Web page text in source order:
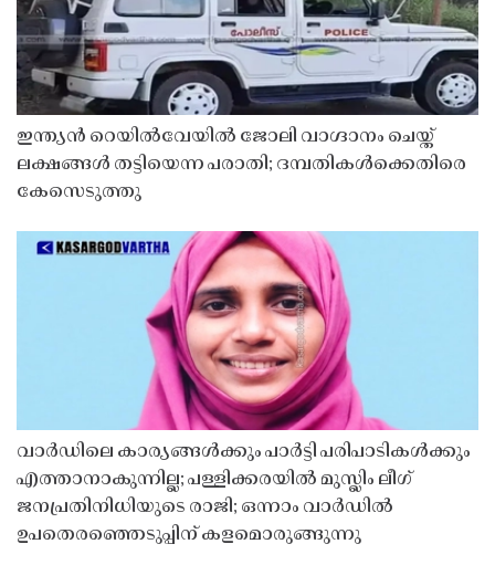
ഇന്ത്യൻ റെയിൽവേയിൽ ജോലി വാഗ്ദാനം ചെയ്ത്
ലക്ഷങ്ങൾ തട്ടിയെന്ന പരാതി; ദമ്പതികൾക്കെതിരെ
കേസെടുത്തു
വാർഡിലെ കാര്യങ്ങൾക്കും പാർട്ടി പരിപാടികൾക്കും
എത്താനാകുന്നില്ല; പള്ളിക്കരയിൽ മുസ്ലിം ലീഗ്
ജനപ്രതിനിധിയുടെ രാജി; ഒന്നാം വാർഡിൽ
ഉപതെരഞ്ഞെടുപ്പിന് കളമൊരുങ്ങുന്നു